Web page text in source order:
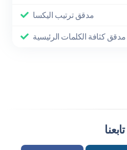
مدقق ترتيب اليكسا
مدقق كثافة الكلمات الرئيسية
تابعنا